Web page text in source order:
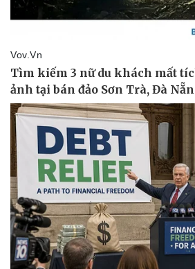
Pháp luật
Vụ án
Tin nóng
Tư vấn luật
Quân
Vũ khí
Việt
Phân